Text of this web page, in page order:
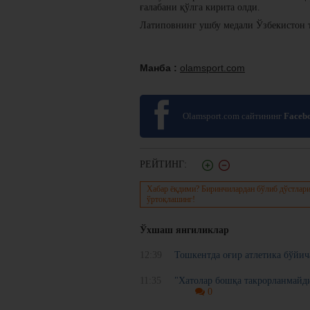
ғалабани қўлга кирита олди.
Латиповнинг ушбу медали Ўзбекистон
Манба : olamsport.com
Olamsport.com сайтининг
РЕЙТИНГ:
Хабар ёқдими? Биринчилардан бўлиб
ўртоқлашинг!
Ўхшаш янгиликлар
Тошкентда оғир атлетика
"Хатолар бошқа
0